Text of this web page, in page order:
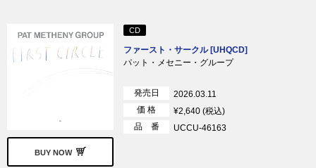
BUY NOW
CD
ファースト・サークル [UHQCD]
パット・メセニー・グループ
発売日
2026.03.11
価 格
¥2,640 (税込)
品 番
UCCU-46163